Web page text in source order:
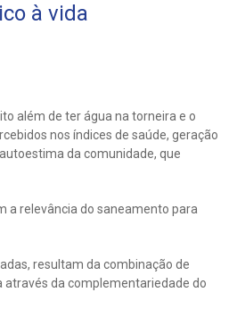
à vida
além de ter água na torneira e o
nos índices de saúde, geração
da comunidade, que
a relevância do saneamento para
resultam da combinação de
através da complementariedade do